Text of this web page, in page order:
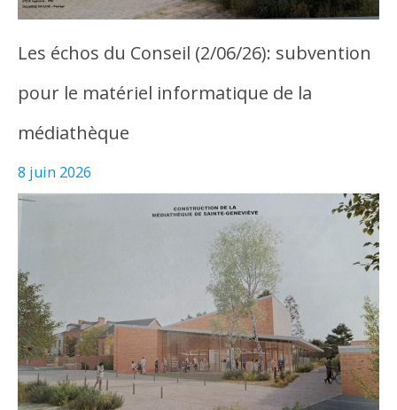
Les échos du Conseil (2/06/26): subvention
pour le matériel informatique de la
médiathèque
8 juin 2026